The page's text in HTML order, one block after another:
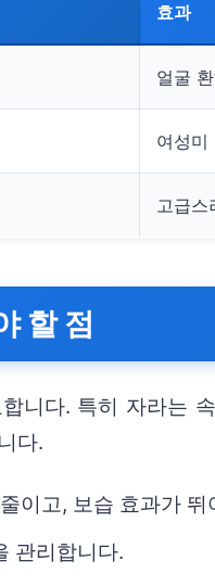
효과
얼굴
여성미
고급스
할 점
니다. 특히 자라는
다.
이고, 보습 효과가
관리합니다.